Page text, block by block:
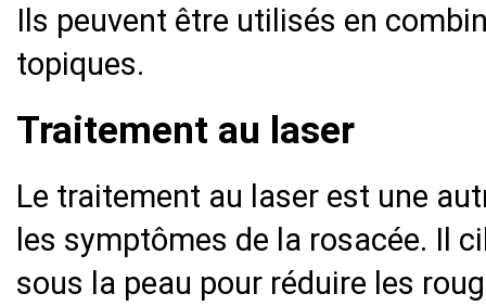
Ils peuvent être utilisés en
topiques.
Traitement au laser
Le traitement au laser est une
les symptômes de la rosacée. Il
sous la peau pour réduire les